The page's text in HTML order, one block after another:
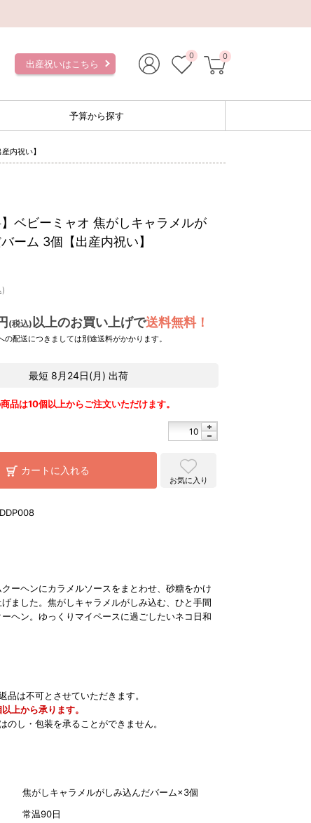
出産祝いはこちら
0 0
予算から探す
内祝い】
】ベビーミャオ 焦がしキャラメルが
ーム 3個【出産内祝い】
)
(税込) 以上のお買い上げで送料無料！
の配送につきましては別途送料がかかります。
最短 8月24日(月) 出荷
品は10個以上からご注文いただけます。
カートに入れる
お気に入り
ーヘンにカラメルソースをまとわせ、砂糖をかけ
ました。焦がしキャラメルがしみ込む、ひと手間
ヘン。ゆっくりマイペースに過ごしたいネコ日和
品は不可とさせていただきます。
上から承ります。
のし・包装を承ることができません。
焦がしキャラメルがしみ込んだバーム×3個
常温90日